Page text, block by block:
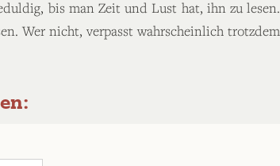
bis man Zeit und Lust hat, ihn zu lesen.
Wer nicht, verpasst wahrscheinlich trotzdem